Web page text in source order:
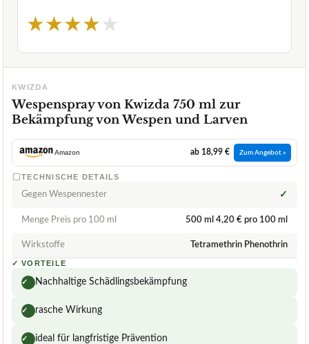
★★★★★
KWIZDA
Wespenspray von Kwizda 750 ml zur
Bekämpfung von Wespen und Larven
Amazon ab 18,99 € Zum Angebot »
TECHNISCHE DETAILS
Gegen Wespennester ✓
Menge Preis pro 100 ml 500 ml 4,20 € pro 100 ml
Wirkstoffe Tetramethrin Phenothrin
✓ VORTEILE
✓ Nachhaltige Schädlingsbekämpfung
✓ rasche Wirkung
✓ ideal für langfristige Prävention